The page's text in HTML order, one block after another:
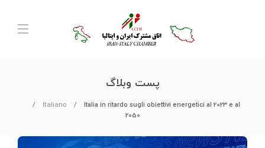
پست وبلاگ
Italiano
Italia in ritardo sugli obiettivi energetici al 2023 e al
2050